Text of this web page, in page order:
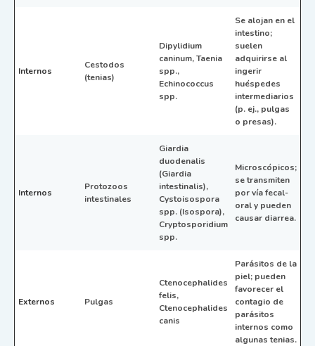
Internos
Cestodos
(tenias)
Dipylidium
caninum, Taenia
spp.,
Echinococcus
spp.
Se alojan en el
intestino;
suelen
adquirirse al
ingerir
huéspedes
intermediarios
(p. ej., pulgas
o presas).
Internos
Protozoos
intestinales
Giardia
duodenalis
(Giardia
intestinalis),
Cystoisospora
spp. (Isospora),
Cryptosporidium
spp.
Microscópicos;
se transmiten
por vía fecal-
oral y pueden
causar diarrea.
Externos Pulgas
Ctenocephalides
felis,
Ctenocephalides
canis
Parásitos de la
piel; pueden
favorecer el
contagio de
parásitos
internos como
algunas tenias.